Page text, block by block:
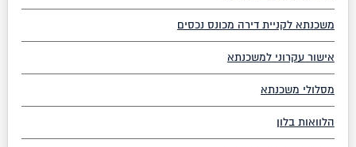
משכנתא לקניית דירה מכונס נכסים
אישור עקרוני למשכנתא
מסלולי משכנתא
הלוואות בלון